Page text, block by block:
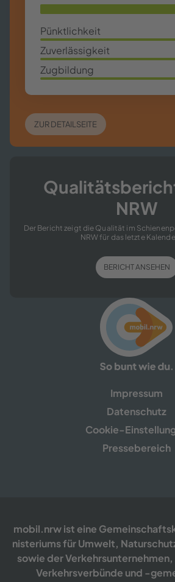
85,63%
Pünkt­lich­keit
70,4%
Zu­ver­läs­sig­keit
95,7%
Zug­bil­dung
97,2%
ZUR DE­TAIL­SEI­TE
NRW
Der Be­richt zeigt die Qua­li­tät im
NRW für das letz­te
BE­RICHT AN­SE­HEN
Im­pres­sum
Da­ten­schutz
Cookie-​​
Pres­se­be­reich
mobil.nrw ist eine
nis­te­ri­ums für Um­welt,
sowie der
Ver­kehrs­ver­bün­de und -​